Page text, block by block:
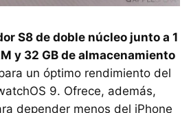
S8 de doble núcleo junto a 1
y 32 GB de almacenamiento
un óptimo rendimiento del
9. Ofrece, además,
depender menos del iPhone